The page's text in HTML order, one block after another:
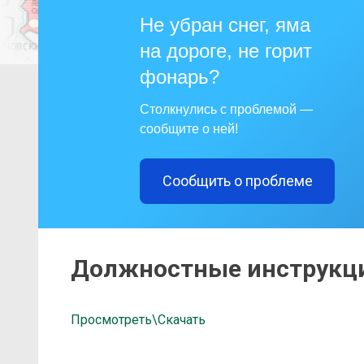
Не убран снег, яма
на дороге, не горит
фонарь?
Столкнулись с проблемой —
сообщите о ней!
Сообщить о проблеме
Должностные
Просмотреть\Скачать